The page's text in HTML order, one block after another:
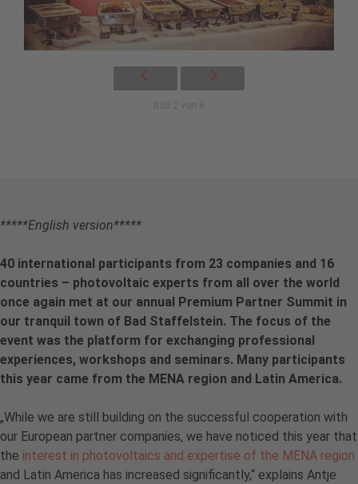
*****English version*****
40 international participants from 23 companies and 16
countries – photovoltaic experts from all over the world
once again met at our annual Premium Partner Summit in
our tranquil town of Bad Staffelstein. The focus of the
event was the platform for exchanging professional
experiences, workshops and seminars. Many participants
this year came from the MENA region and Latin America.
„While we are still building on the successful cooperation with
our European partner companies, we have noticed this year that
the interest in photovoltaics and expertise of the MENA region
and Latin America has increased significantly,“ explains Antje